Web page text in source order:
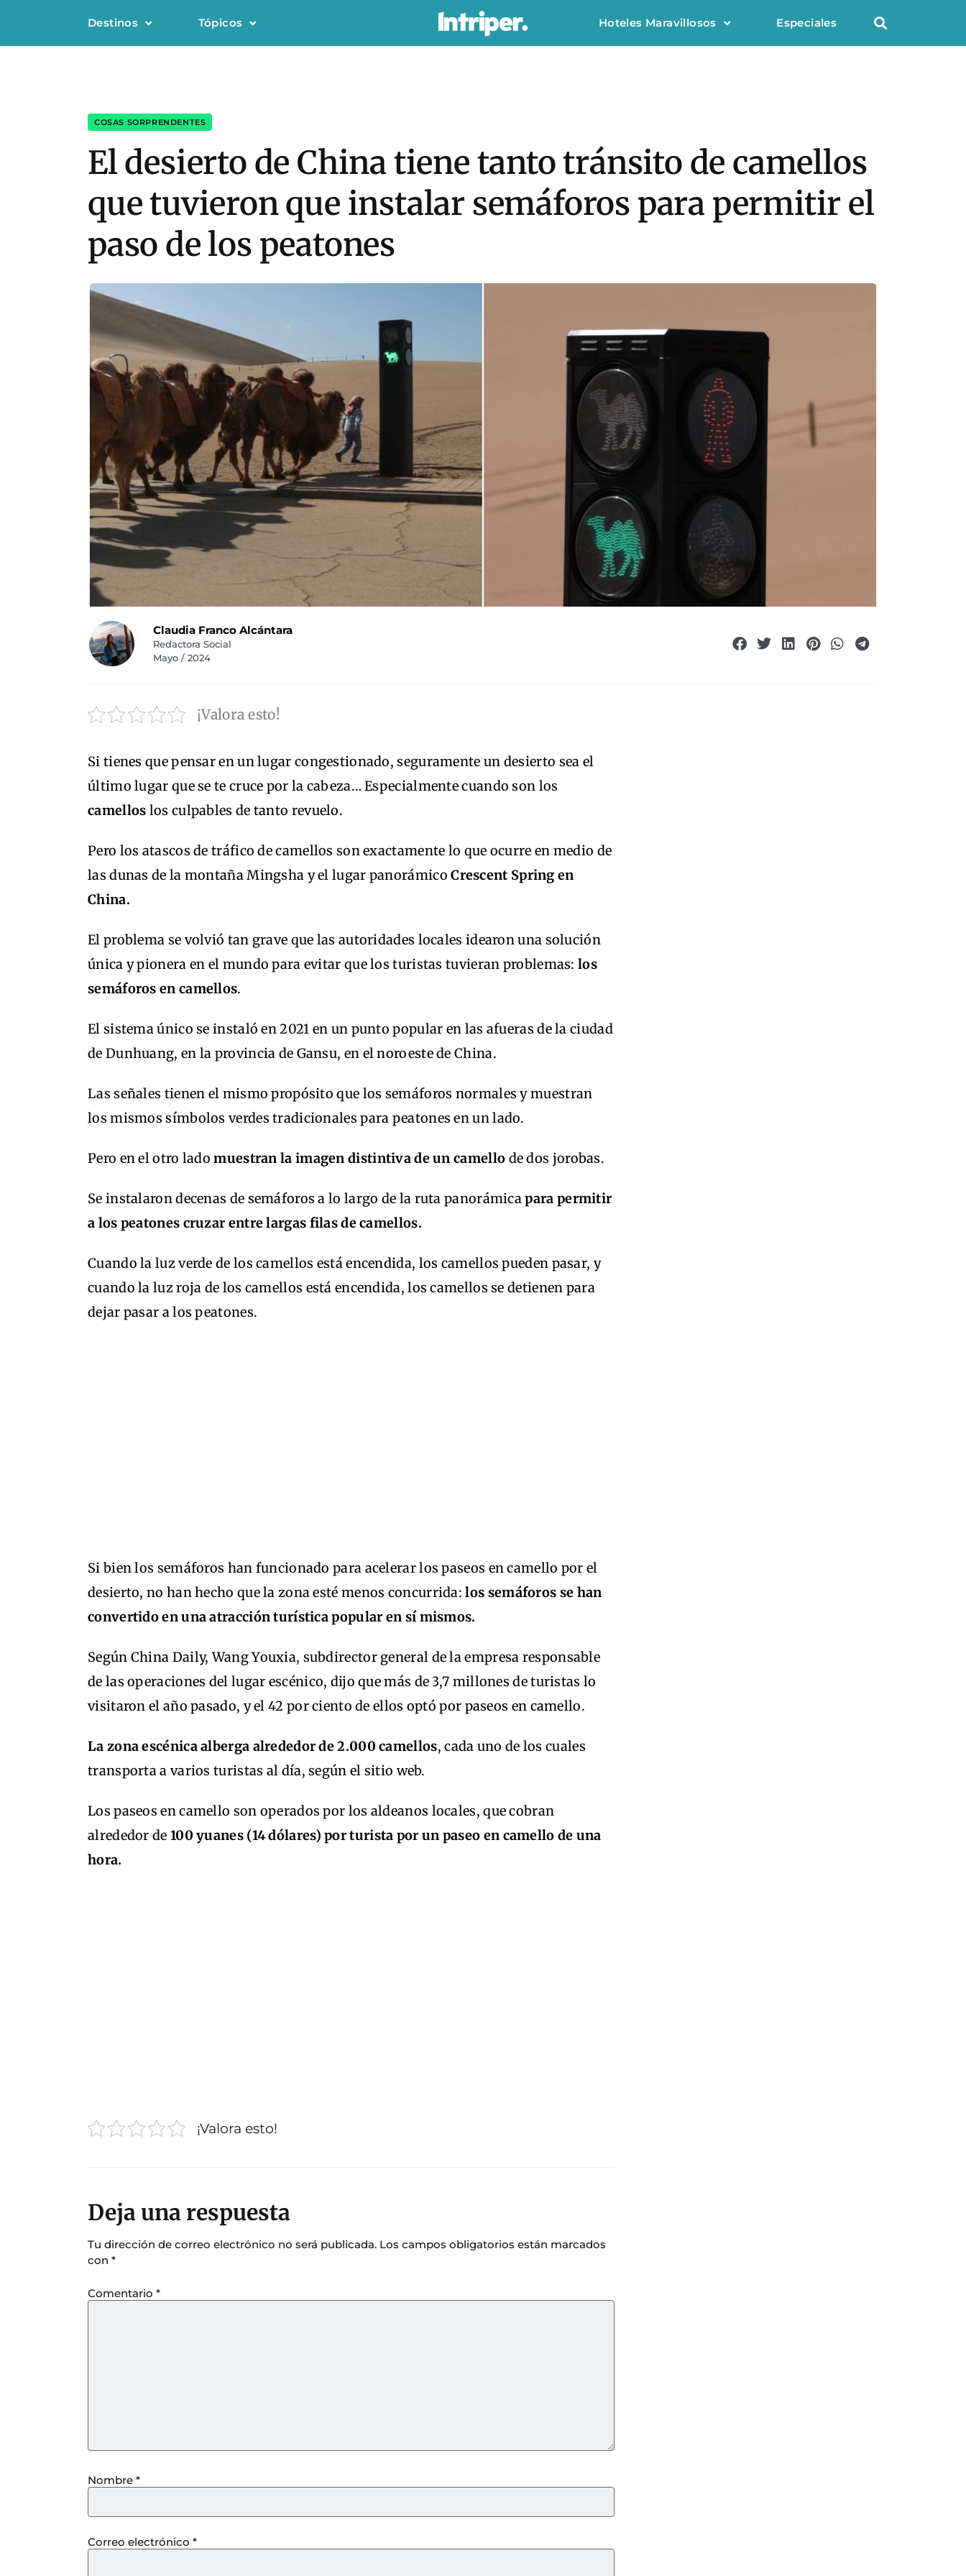
Destinos Tópicos Hoteles Maravillosos Especiales
COSAS SORPRENDENTES
El desierto de China tiene tanto tránsito de camellos
que tuvieron que instalar semáforos para permitir el
paso de los peatones
Claudia Franco Alcántara
Redactora Social
Mayo / 2024
¡Valora esto!
Si tienes que pensar en un lugar congestionado, seguramente un desierto sea el
último lugar que se te cruce por la cabeza… Especialmente cuando son los
camellos los culpables de tanto revuelo.
Pero los atascos de tráfico de camellos son exactamente lo que ocurre en medio de
las dunas de la montaña Mingsha y el lugar panorámicoCrescent Spring en
China.
El problema se volvió tan grave que las autoridades locales idearon una solución
única y pionera en el mundo para evitar que los turistas tuvieran problemas: los
semáforos en camellos.
El sistema único se instaló en 2021 en un punto popular en las afueras de la ciudad
de Dunhuang, en la provincia de Gansu, en el noroeste de China.
Las señales tienen el mismo propósito que los semáforos normales y muestran
los mismos símbolos verdes tradicionales para peatones en un lado.
Pero en el otro lado muestran la imagen distintiva de un camello de dos jorobas.
Se instalaron decenas de semáforos a lo largo de la ruta panorámicapara permitir
a los peatones cruzar entre largas filas de camellos.
Cuando la luz verde de los camellos está encendida, los camellos pueden pasar, y
cuando la luz roja de los camellos está encendida, los camellos se detienen para
dejar pasar a los peatones.
Si bien los semáforos han funcionado para acelerar los paseos en camello por el
desierto, no han hecho que la zona esté menos concurrida:los semáforos se han
convertido en una atracción turística popular en sí mismos.
Según China Daily, Wang Youxia, subdirector general de la empresa responsable
de las operaciones del lugar escénico, dijo que más de 3,7 millones de turistas lo
visitaron el año pasado, y el 42 por ciento de ellos optó por paseos en camello.
La zona escénica alberga alrededor de 2.000 camellos, cada uno de los cuales
transporta a varios turistas al día, según el sitio web.
Los paseos en camello son operados por los aldeanos locales, que cobran
alrededor de 100 yuanes (14 dólares) por turista por un paseo en camello de una
hora.
¡Valora esto!
Deja una respuesta
Tu dirección de correo electrónico no será publicada. Los campos obligatorios están marcados
con *
Comentario *
Nombre *
Correo electrónico *